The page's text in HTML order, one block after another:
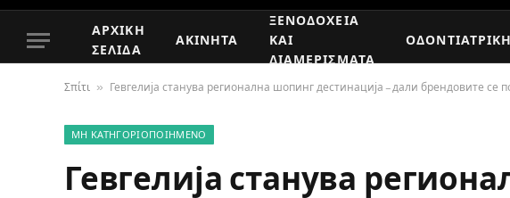
ΑΡΧΙΚΉ
ΣΕΛΊΔΑ
ΑΚΊΝΗΤΑ
ΞΕΝΟΔΟΧΕΊΑ
ΚΑΙ
ΔΙΑΜΕΡΊΣΜΑΤΑ
ΟΔΟΝΤΙΑΤΡΙΚΉ
Σπίτι » Гевгелија станува регионална шопинг дестинација – дали брендовите се
ΜΗ ΚΑΤΗΓΟΡΙΟΠΟΙΗΜΈΝΟ
Гевгелија станува